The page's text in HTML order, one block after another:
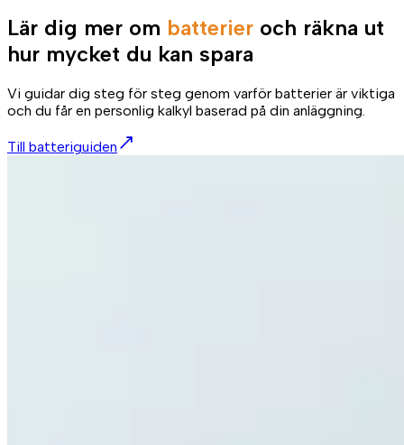
Lär dig mer om batterier och räkna ut
hur mycket du kan spara
Vi guidar dig steg för steg genom varför batterier är viktiga
och du får en personlig kalkyl baserad på din anläggning.
Till batteriguiden